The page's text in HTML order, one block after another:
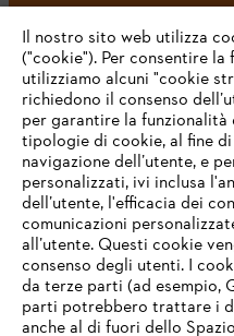
L’azienda
STIHL FAQ
Il nostro sito web utilizza
("cookie"). Per consentire
utilizziamo alcuni "cookie
richiedono il consenso
per garantire la
tipologie di cookie, al fine di
navigazione dell’utente, e
personalizzati, ivi inclusa
dell’utente, l'efficacia dei
comunicazioni
all’utente. Questi cookie
consenso degli utenti. I
da terze parti (ad esempio,
parti potrebbero trattare i
anche al di fuori dello